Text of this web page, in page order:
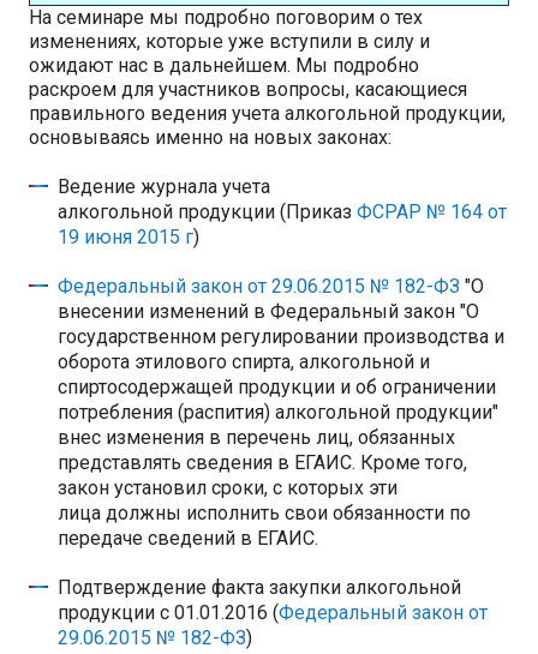
На семинаре мы подробно поговорим о тех
изменениях, которые уже вступили в силу и
ожидают нас в дальнейшем. Мы подробно
раскроем для участников вопросы, касающиеся
правильного ведения учета алкогольной продукции,
основываясь именно на новых законах:
Ведение журнала учета
алкогольной продукции (Приказ ФСРАР № 164 от
19 июня 2015 г)
Федеральный закон от 29.06.2015 № 182-ФЗ "О
внесении изменений в Федеральный закон "О
государственном регулировании производства и
оборота этилового спирта, алкогольной и
спиртосодержащей продукции и об ограничении
потребления (распития) алкогольной продукции"
внес изменения в перечень лиц, обязанных
представлять сведения в ЕГАИС. Кроме того,
закон установил сроки, с которых эти
лица должны исполнить свои обязанности по
передаче сведений в ЕГАИС.
Подтверждение факта закупки алкогольной
продукции с 01.01.2016 (Федеральный закон от
29.06.2015 № 182-ФЗ)